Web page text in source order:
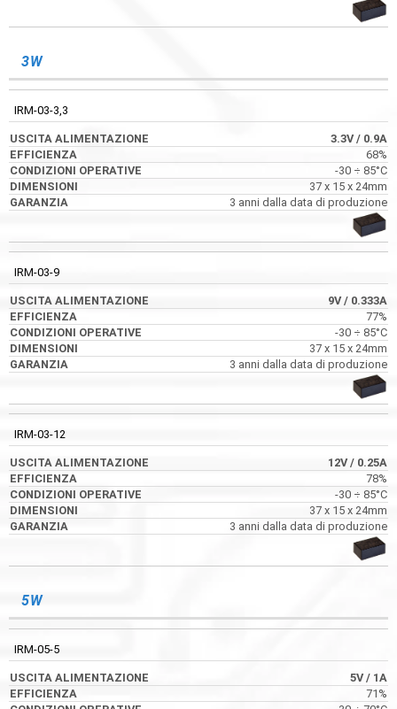
3W
IRM-03-3,3
3.3V/ 0.9A
68%
-30 ÷ 85°C
37 x 15 x 24mm
3 anni dalla data di produzione
IRM-03-9
9V/ 0.333A
77%
-30 ÷ 85°C
37 x 15 x 24mm
3 anni dalla data di produzione
IRM-03-12
12V/ 0.25A
78%
-30 ÷ 85°C
37 x 15 x 24mm
3 anni dalla data di produzione
5W
IRM-05-5
5V/ 1A
71%
5VDC
IRM-02-5
5V/ 0.4A
70%
-30 ÷ 85°C
33.7 x 15 x 22.2mm
3 anni dalla data di produzione
IRM-05-5
5V/ 1A
71%
-30 ÷ 70°C
45.7 x 21.5 x 25.4mm
3 anni dalla data di produzione
9VDC
IRM-03-9
9V/ 0.333A
77%
-30 ÷ 85°C
37 x 15 x 24mm
12VDC
IRM-03-12